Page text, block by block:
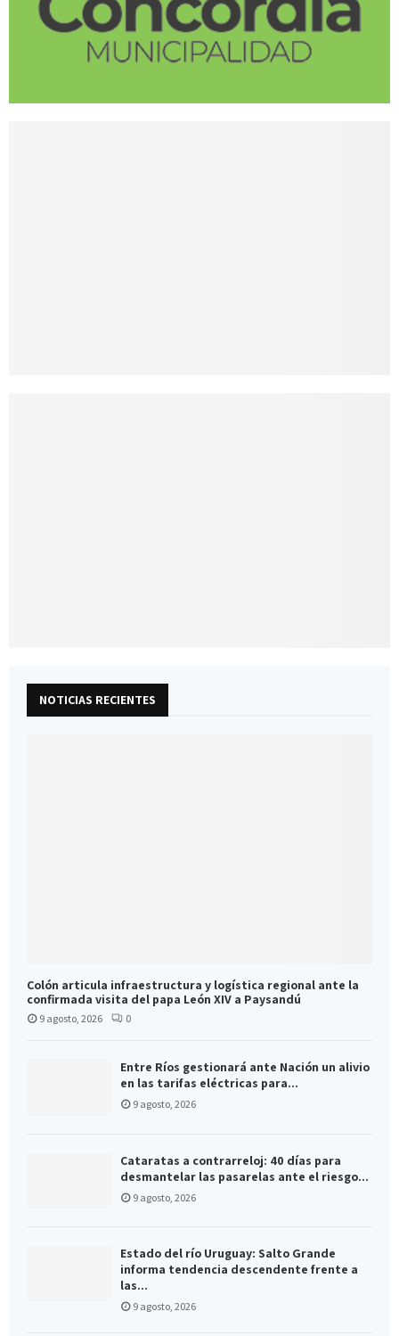
NOTICIAS RECIENTES
Colón articula infraestructura y logística regional ante la
confirmada visita del papa León XIV a Paysandú
9 agosto, 2026 0
Entre Ríos gestionará ante Nación un alivio
en las tarifas eléctricas para...
9 agosto, 2026
Cataratas a contrarreloj: 40 días para
desmantelar las pasarelas ante el riesgo...
9 agosto, 2026
Estado del río Uruguay: Salto Grande
informa tendencia descendente frente a
las...
9 agosto, 2026